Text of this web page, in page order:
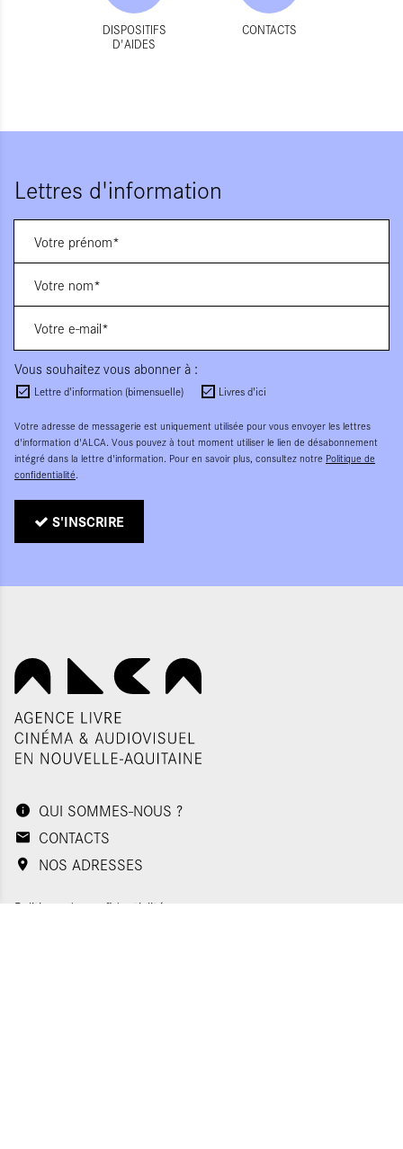
DISPOSITIFS
D'AIDES
CONTACTS
Lettres d'information
Vous souhaitez vous abonner à :
Lettre d'information (bimensuelle) Livres d'ici
Votre adresse de messagerie est uniquement utilisée pour vous envoyer les lettres
d'information d'ALCA. Vous pouvez à tout moment utiliser le lien de désabonnement
intégré dans la lettre d'information. Pour en savoir plus, consultez notre Politique de
confidentialité.
S'INSCRIRE
QUI SOMMES-NOUS ?
CONTACTS
NOS ADRESSES
Politique de confidentialité